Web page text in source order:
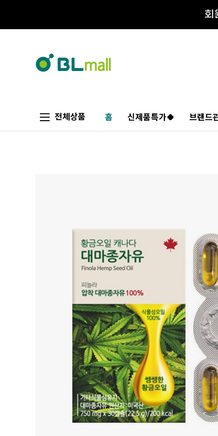
전체상품 홈 신제품특가🍀 브랜드